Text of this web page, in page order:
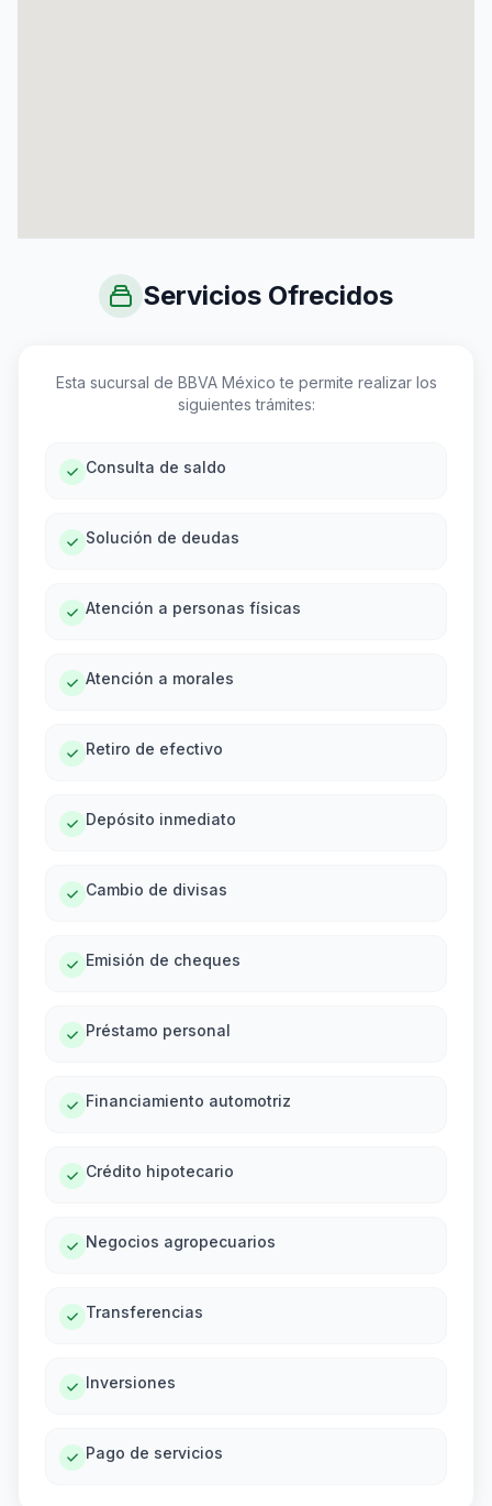
Servicios Ofrecidos
Esta sucursal de BBVA México te permite realizar los
siguientes trámites:
Consulta de saldo
Solución de deudas
Atención a personas físicas
Atención a morales
Retiro de efectivo
Depósito inmediato
Cambio de divisas
Emisión de cheques
Préstamo personal
Financiamiento automotriz
Crédito hipotecario
Negocios agropecuarios
Transferencias
Inversiones
Pago de servicios